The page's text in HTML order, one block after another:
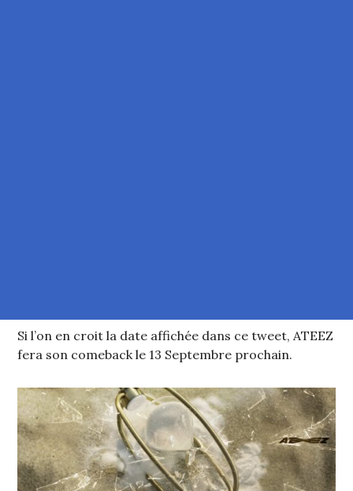
Si l’on en croit la date affichée dans ce tweet, ATEEZ
fera son comeback le 13 Septembre prochain.